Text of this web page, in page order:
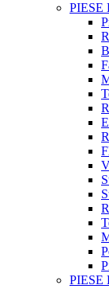
PIESE
PIESE